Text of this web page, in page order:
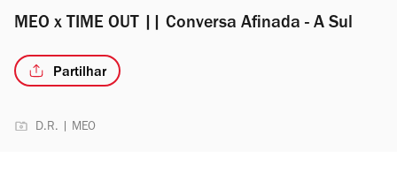
MEO x TIME OUT || Conversa Afinada - A Sul
Partilhar
D.R. | MEO